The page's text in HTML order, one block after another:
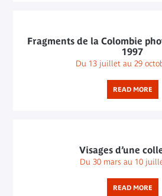
Fragments de la Colombie
1997
Du 13 juillet au 29
READ MORE
Visages d’une
Du 30 mars au 10
READ MORE